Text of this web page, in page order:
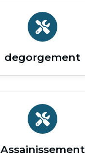
degorgement
Assainissement